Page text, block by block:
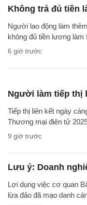
Không trả đủ tiền
Người lao động làm
không đủ tiền lương làm
6 giờ trước
Người làm tiếp thị
Tiếp thị liên kết ngày
Thương mại điện tử
9 giờ trước
Lưu ý: Doanh
Lợi dụng việc cơ quan
lừa đảo đã mạo danh